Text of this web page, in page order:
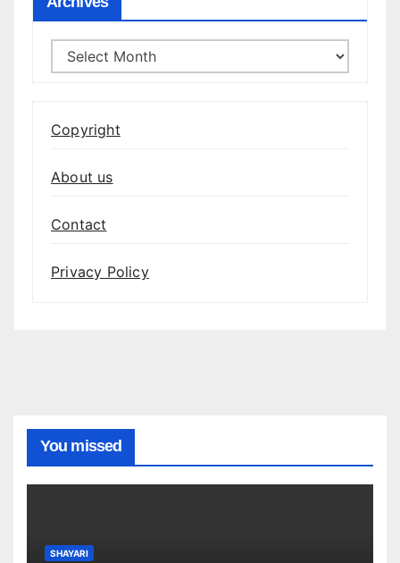
Archives
Copyright
About us
Contact
Privacy Policy
You missed
SHAYARI